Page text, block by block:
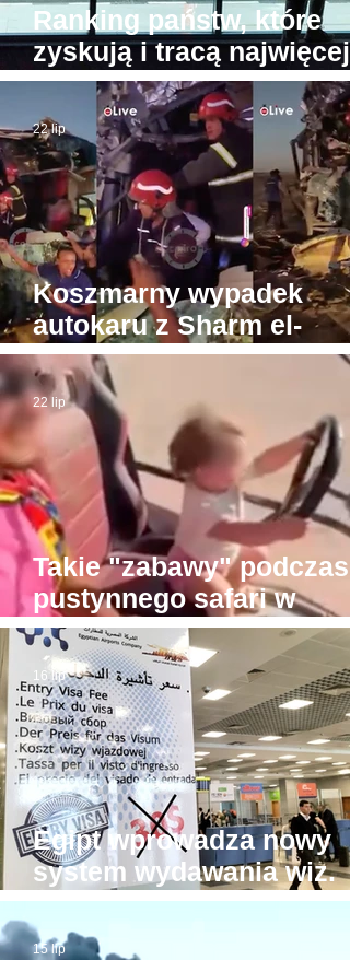
Ranking państw, które
zyskują i tracą najwięcej
turystów. Na przeciwnych
biegunach Egipt i
Koszmarny wypadek
autokaru z Sharm el-
Sheikh do Gizy. Turyści
byli w drodze do Piramid
22 lip
Takie "zabawy" podczas
pustynnego safari w
Hurghadzie. Co trzeba
mieć w głowie, żeby na to
pozwolić?!
22 lip
Egipt wprowadza nowy
system wydawania wiz.
Będzie drożej!
16 lip
15 lip